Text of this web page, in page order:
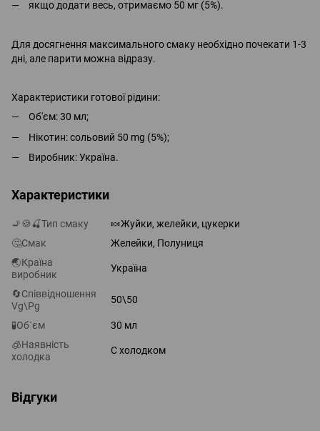
якщо додати весь, отримаємо 50 мг (5%).
Для досягнення максимального смаку необхідно почекати 1-3
дні, але парити можна відразу.
Характеристики готової рідини:
Об'єм: 30 мл;
Нікотин: сольовий 50 mg (5%);
Виробник: Україна.
Характеристики
🚬🍪🍒Тип смаку
🍬Жуйки, желейки, цукерки
🤔Смак
Желейки, Полуниця
🌏Країна
виробник
Україна
🔄Співвідношення
Vg\Pg
50\50
🧪Об`єм
30 мл
🧊Наявність
холодка
С холодком
Відгуки